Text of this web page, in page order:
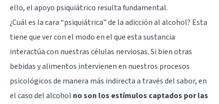
ello, el apoyo psiquiátrico resulta fundamental.
¿Cuál es la cara “psiquiátrica” de la adicción al alcohol? Esta
tiene que ver con el modo en el que esta sustancia
interactúa con nuestras células nerviosas. Si bien otras
bebidas y alimentos intervienen en nuestros procesos
psicológicos de manera más indirecta a través del sabor, en
el caso del alcohol no son los estímulos captados por las